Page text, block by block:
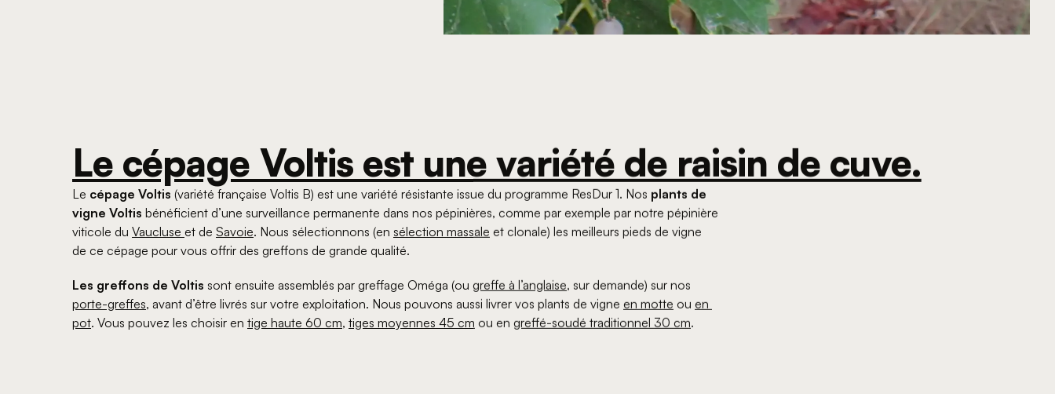
Le cépage Voltis est une variété de raisin de cuve.
Le cépage Voltis (variété française Voltis B) est une variété résistante issue du programme ResDur 1. Nos plants de
vigne Voltis bénéficient d’une surveillance permanente dans nos pépinières, comme par exemple par notre pépinière
viticole du Vaucluse et de Savoie. Nous sélectionnons (en sélection massale et clonale) les meilleurs pieds de vigne
de ce cépage pour vous offrir des greffons de grande qualité.
Les greffons de Voltis sont ensuite assemblés par greffage Oméga (ou greffe à l’anglaise, sur demande) sur nos
porte-greffes, avant d’être livrés sur votre exploitation. Nous pouvons aussi livrer vos plants de vigne en motte ou en
pot. Vous pouvez les choisir en tige haute 60 cm, tiges moyennes 45 cm ou en greffé-soudé traditionnel 30 cm.